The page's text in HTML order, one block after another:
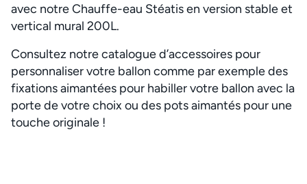
avec notre Chauffe-eau Stéatis en version stable et
vertical mural 200L.
Consultez notre catalogue d’accessoires pour
personnaliser votre ballon comme par exemple des
fixations aimantées pour habiller votre ballon avec la
porte de votre choix ou des pots aimantés pour une
touche originale !